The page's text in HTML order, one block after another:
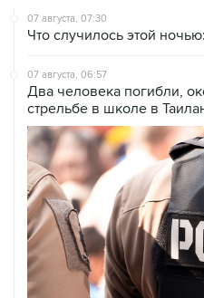
07 августа, 07:30
Что случилось этой
07 августа, 06:57
Два человека погибли,
стрельбе в школе в